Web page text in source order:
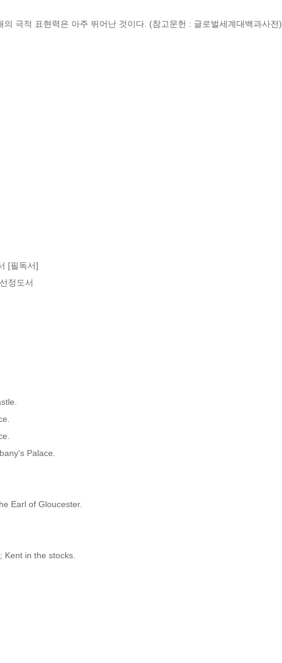
극적 표현력은 아주 뛰어난 것이다. (참고문헌 : 글로벌세계대백과사전)
[필독서]
정도서
Palace.
Earl of Gloucester.
Kent in the stocks.